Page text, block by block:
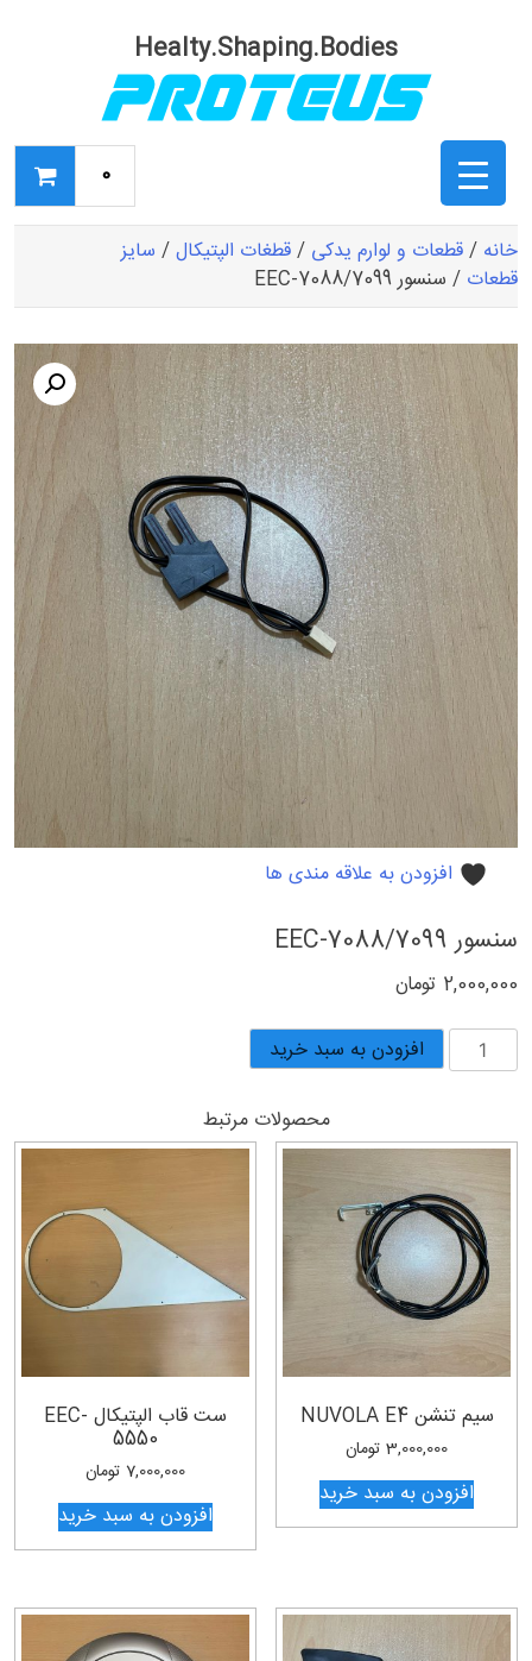
Healty.Shaping.Bodies
0
خانه /قطعات و لوارم یدکی /قطغات الپتیکال/ سایز
قطعات / سنسور EEC-7088/7099
افزودن به علاقه مندی ها
سنسور EEC-7088/7099
2,000,000 تومان
سنسور
EEC-
افزودن به سبد خرید
محصولات مرتبط
سیم تنشن NUVOLA E4
3,000,000 تومان
افزودن به سبد خرید
ست قاب الپتیکال EEC-
5550
7,000,000 تومان
افزودن به سبد خرید